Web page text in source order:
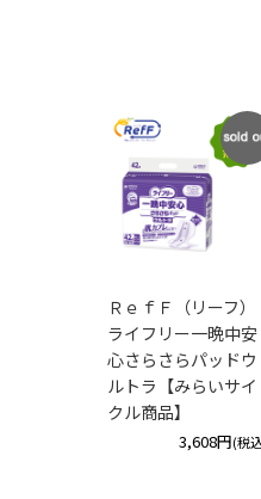
ＲｅｆＦ（リーフ）
ライフリー一晩中安
心さらさらパッドウ
ルトラ【みらいサイ
クル商品】
3,608円(税